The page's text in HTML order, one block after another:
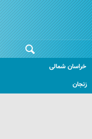
خراسان شمالی
زنجان